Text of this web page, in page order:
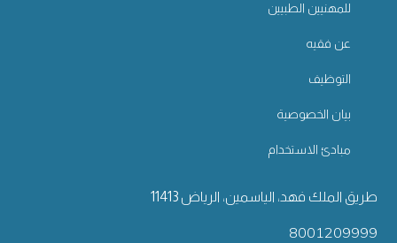
للمهنيين الطبيين
عن فقيه
التوظيف
بيان الخصوصية
مبادئ الاستخدام
طريق الملك فهد، الياسمين، الرياض 11413
8001209999